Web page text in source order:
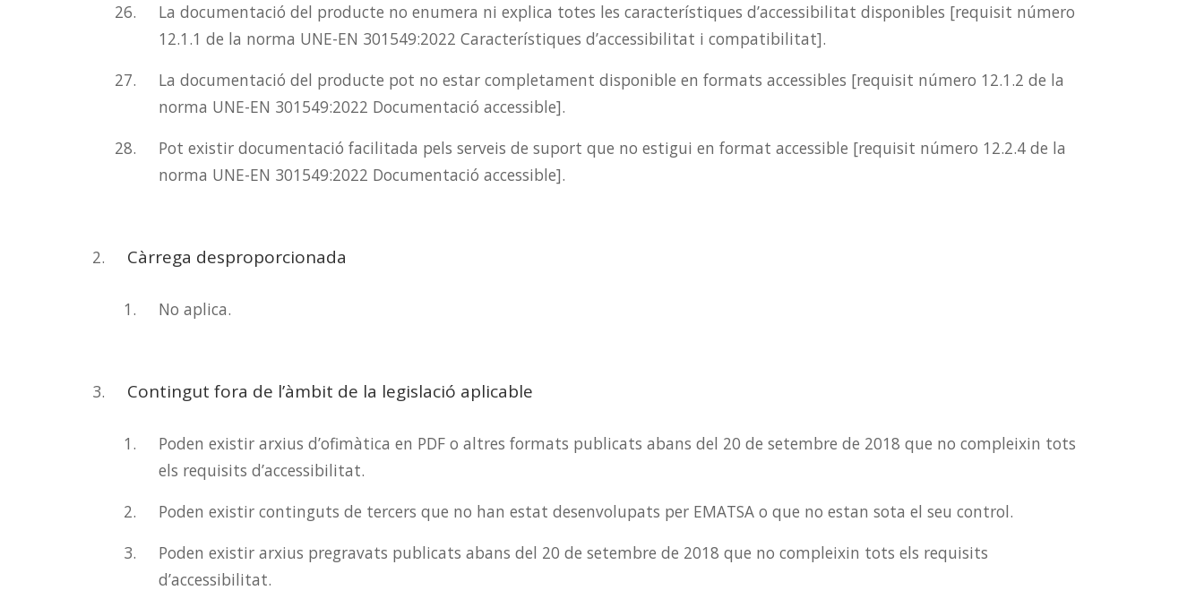
La documentació del producte no enumera ni explica totes les característiques d’accessibilitat disponibles [requisit número
12.1.1 de la norma UNE-EN 301549:2022 Característiques d’accessibilitat i compatibilitat].
La documentació del producte pot no estar completament disponible en formats accessibles [requisit número 12.1.2 de la
norma UNE-EN 301549:2022 Documentació accessible].
Pot existir documentació facilitada pels serveis de suport que no estigui en format accessible [requisit número 12.2.4 de la
norma UNE-EN 301549:2022 Documentació accessible].
Càrrega desproporcionada
No aplica.
Contingut fora de l’àmbit de la legislació aplicable
Poden existir arxius d’ofimàtica en PDF o altres formats publicats abans del 20 de setembre de 2018 que no compleixin tots
els requisits d’accessibilitat.
Poden existir continguts de tercers que no han estat desenvolupats per EMATSA o que no estan sota el seu control.
Poden existir arxius pregravats publicats abans del 20 de setembre de 2018 que no compleixin tots els requisits
d’accessibilitat.